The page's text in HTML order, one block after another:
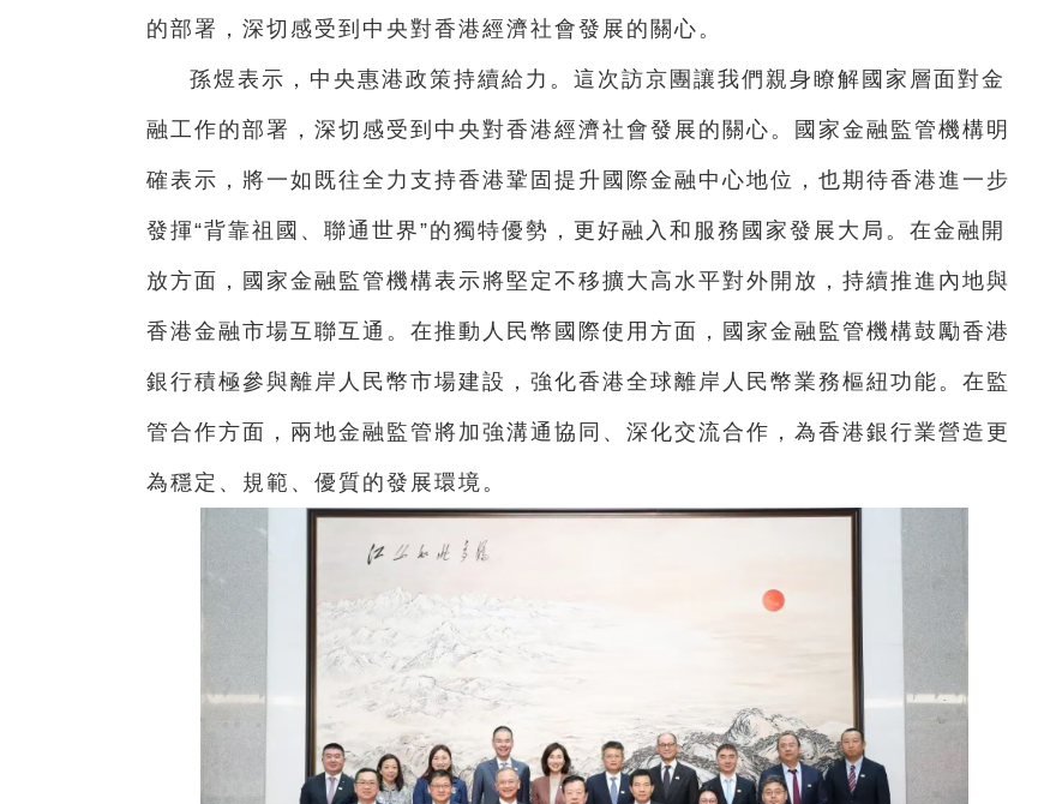
的部署，深切感受到中央對香港經濟社會發展的關心。
孫煜表示， 中央惠港政策持續給力。這次訪京團讓我們親身 瞭解國家層面對金
融工作的部署，深切感受到中央對香港經濟社會發展的關心。國家金融監管機構明
確表示，將一如既往全力支持香港鞏固提升國際金融中心地位，也期待香港進一步
發揮“背靠祖 國、聯通世界”的獨特優勢，更好融入和服務國家發展大局。在金融開
放方面，國家金融監管機構表示將堅定不移擴大高水平對外 開放，持續推進內地與
香港金融市場互聯互通。在推動人民幣國際使用方面，國家金融監管機構鼓勵香港
銀行積極參與離岸人民幣市場建設，強化香港全球離岸人民幣業務樞紐功能。在監
管合作方面，兩地金融監管將加強溝通協同、深化交流合作，為香港銀行業營造更
為穩定、規範、優質的發展環境。